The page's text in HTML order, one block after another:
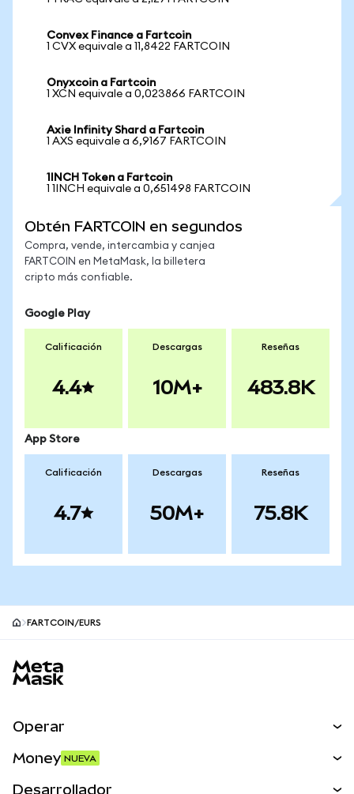
Convex Finance a Fartcoin
1 CVX equivale a 11,8422 FARTCOIN
Onyxcoin a Fartcoin
1 XCN equivale a 0,023866 FARTCOIN
Axie Infinity Shard a Fartcoin
1 AXS equivale a 6,9167 FARTCOIN
1INCH Token a Fartcoin
1 1INCH equivale a 0,651498 FARTCOIN
Obtén FARTCOIN en segundos
Compra, vende, intercambia y canjea
FARTCOIN en MetaMask, la billetera
cripto más confiable.
Google Play
Calificación
4.4
Descargas
10M+
Reseñas
483.8K
App Store
Calificación
4.7
Descargas
50M+
Reseñas
75.8K
FARTCOIN/EURS
Operar
Money NUEVA
Desarrollador